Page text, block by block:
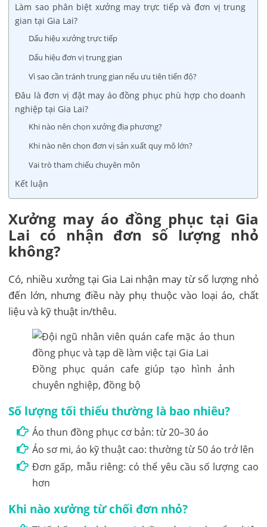
Làm sao phân biệt xưởng may trực tiếp và đơn vị trung
gian tại Gia Lai?
Dấu hiệu xưởng trực tiếp
Dấu hiệu đơn vị trung gian
Vì sao cần tránh trung gian nếu ưu tiên tiến độ?
Đâu là đơn vị đặt may áo đồng phục phù hợp cho doanh
nghiệp tại Gia Lai?
Khi nào nên chọn xưởng địa phương?
Khi nào nên chọn đơn vị sản xuất quy mô lớn?
Vai trò tham chiếu chuyên môn
Kết luận
Xưởng may áo đồng phục tại Gia
Lai có nhận đơn số lượng nhỏ
không?
Có, nhiều xưởng tại Gia Lai nhận may từ số lượng nhỏ
đến lớn, nhưng điều này phụ thuộc vào loại áo, chất
liệu và kỹ thuật in/thêu.
Đồng phục quán cafe giúp tạo hình ảnh
chuyên nghiệp, đồng bộ
Số lượng tối thiểu thường là bao nhiêu?
Áo thun đồng phục cơ bản: từ 20–30 áo
Áo sơ mi, áo kỹ thuật cao: thường từ 50 áo trở lên
Đơn gấp, mẫu riêng: có thể yêu cầu số lượng cao
hơn
Khi nào xưởng từ chối đơn nhỏ?